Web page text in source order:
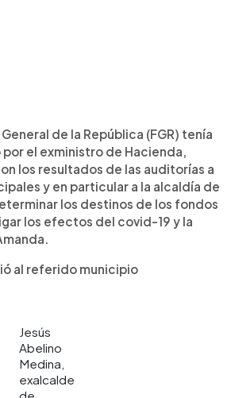
de la República (FGR) tenía
el exministro de Hacienda,
los resultados de las auditorías a
y en particular a la alcaldía de
los destinos de los fondos
los efectos del covid-19 y la
al referido municipio
Jesús
Abelino
Medina,
exalcalde